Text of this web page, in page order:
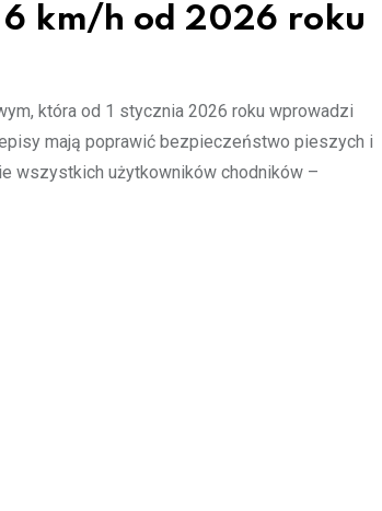
6 km/h od 2026 roku
która od 1 stycznia 2026 roku wprowadzi
mają poprawić bezpieczeństwo pieszych i
wszystkich użytkowników chodników –